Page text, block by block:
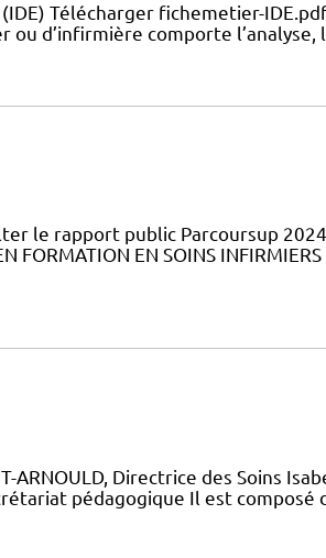
Télécharger fichemetier-
ou d’infirmière comporte l’analyse,
le rapport public Parcoursup
FORMATION EN SOINS
Directrice des Soins
pédagogique Il est composé